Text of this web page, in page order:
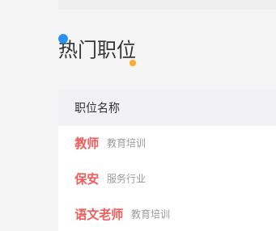
热门职位
职位名称
教师 教育培训
保安 服务行业
语文老师 教育培训